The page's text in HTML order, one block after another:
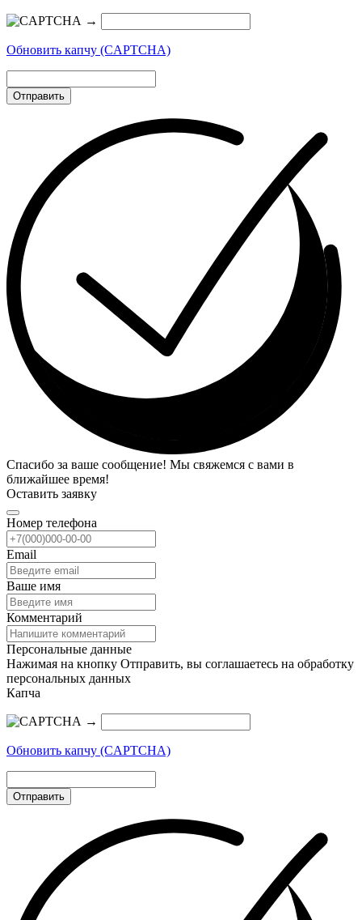
→
Обновить капчу (CAPTCHA)
Отправить
Спасибо за ваше сообщение! Мы свяжемся с вами в
ближайшее время!
Оставить заявку
Номер телефона
Email
Ваше имя
Комментарий
Персональные данные
Нажимая на кнопку Отправить, вы соглашаетесь на обработку
персональных данных
Капча
→
Обновить капчу (CAPTCHA)
Отправить